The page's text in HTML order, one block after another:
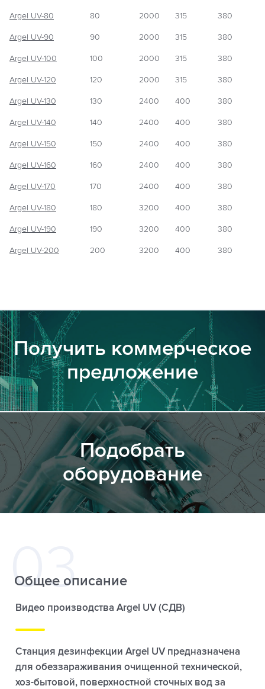
Argel UV-80 80 2000 315 380
Argel UV-90 90 2000 315 380
Argel UV-100 100 2000 315 380
Argel UV-120 120 2000 315 380
Argel UV-130 130 2400 400 380
Argel UV-140 140 2400 400 380
Argel UV-150 150 2400 400 380
Argel UV-160 160 2400 400 380
Argel UV-170 170 2400 400 380
Argel UV-180 180 3200 400 380
Argel UV-190 190 3200 400 380
Argel UV-200 200 3200 400 380
Получить коммерческое
предложение
Подобрать
оборудование
Общее описание
Видео производства Argel UV (СДВ)
Станция дезинфекции Argel UV предназначена
для обеззараживания очищенной технической,
хоз-бытовой, поверхностной сточных вод за